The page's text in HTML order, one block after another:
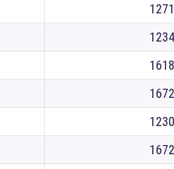
1271
1234
1618
1672
1230
1672